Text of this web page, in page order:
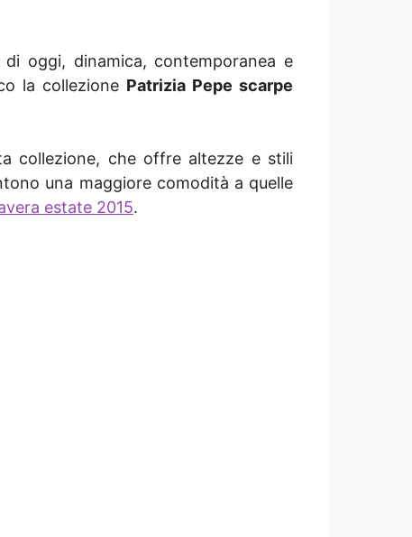
oggi, dinamica, contemporanea e
la collezione Patrizia Pepe scarpe
collezione, che offre altezze e stili
una maggiore comodità a quelle
estate 2015.